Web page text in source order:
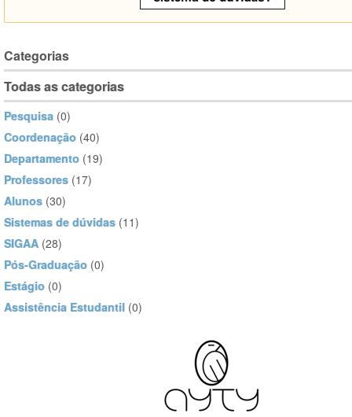
Categorias
Todas as categorias
Pesquisa (0)
Coordenação (40)
Departamento (19)
Professores (17)
Alunos (30)
Sistemas de dúvidas (11)
SIGAA (28)
Pós-Graduação (0)
Estágio (0)
Assistência Estudantil (0)